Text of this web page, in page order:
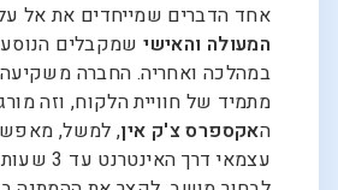
אחד הדברים שמייחדים את אל
המעולה והאישישמקבלים
במהלכה ואחריה. החברה
מתמיד של חוויית הלקוח, וזה
האקספרס צ'ק אין, למשל,
עצמאי דרך